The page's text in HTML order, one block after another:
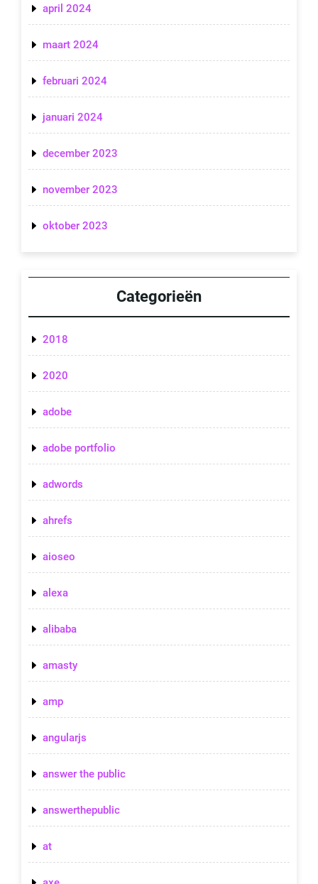
april 2024
maart 2024
februari 2024
januari 2024
december 2023
november 2023
oktober 2023
Categorieën
2018
2020
adobe
adobe portfolio
adwords
ahrefs
aioseo
alexa
alibaba
amasty
amp
angularjs
answer the public
answerthepublic
at